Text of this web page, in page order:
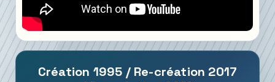
Création 1995 / Re-création 2017